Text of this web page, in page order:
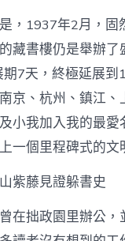
，1937年2月，固
藏書樓仍是舉辦了
期7天，終極延展到
京、杭州、鎮江、
小我加入我的最愛
一個里程碑式的文
紫藤見證躲書史
在拙政園里辦公，